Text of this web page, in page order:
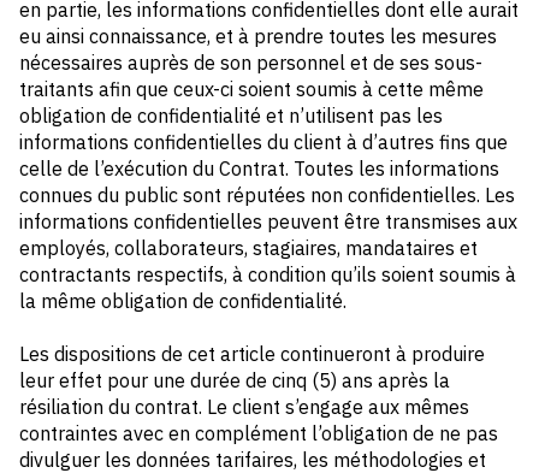
en partie, les informations confidentielles dont elle aurait
eu ainsi connaissance, et à prendre toutes les mesures
nécessaires auprès de son personnel et de ses sous-
traitants afin que ceux-ci soient soumis à cette même
obligation de confidentialité et n’utilisent pas les
informations confidentielles du client à d’autres fins que
celle de l’exécution du Contrat. Toutes les informations
connues du public sont réputées non confidentielles. Les
informations confidentielles peuvent être transmises aux
employés, collaborateurs, stagiaires, mandataires et
contractants respectifs, à condition qu’ils soient soumis à
la même obligation de confidentialité.
Les dispositions de cet article continueront à produire
leur effet pour une durée de cinq (5) ans après la
résiliation du contrat. Le client s’engage aux mêmes
contraintes avec en complément l’obligation de ne pas
divulguer les données tarifaires, les méthodologies et